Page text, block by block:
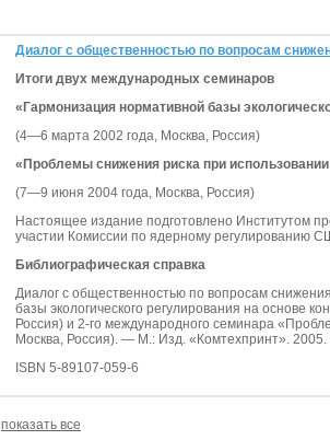
Диалог с общественностью по вопросам
Итоги двух международных семинаров
«Гармонизация нормативной базы
(4—6 марта 2002 года, Москва, Россия)
«Проблемы снижения риска при
(7—9 июня 2004 года, Москва, Россия)
Настоящее издание подготовлено Институтом
участии Комиссии по ядерному регулированию
Библиографическая справка
Диалог с общественностью по вопросам
базы экологического регулирования на основе
Россия) и 2-го международного семинара
Москва, Россия). — М.: Изд. «Комтехпринт». 2005.
ISBN 5-89107-059-6
показать все